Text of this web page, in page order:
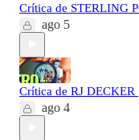
Crítica de STERLING
ago 5
Crítica de RJ DECKER
ago 4